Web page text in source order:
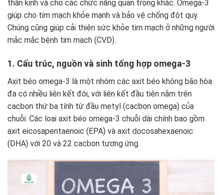
thần kinh và cho các chức năng quan trọng khác. Omega-3
giúp cho tim mạch khỏe mạnh và bảo vệ chống đột quỵ.
Chúng cũng giúp cải thiện sức khỏe tim mạch ở những người
mắc mắc bệnh tim mạch (CVD).
1. Cấu trúc, nguồn và sinh tổng hợp omega-3
Axit béo omega-3 là một nhóm các axit béo không bão hòa
đa có nhiều liên kết đôi, với liên kết đầu tiên nằm trên
cacbon thứ ba tính từ đầu metyl (cacbon omega) của
chuỗi. Các loại axit béo omega-3 chuỗi dài chính bao gồm
axit eicosapentaenoic (EPA) và axit docosahexaenoic
(DHA) với 20 và 22 cacbon tương ứng.